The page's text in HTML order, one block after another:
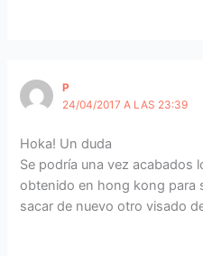
P
24/04/2017 A LAS 23:39
Hoka! Un duda
Se podría una vez acabados
obtenido en hong kong para
sacar de nuevo otro visado